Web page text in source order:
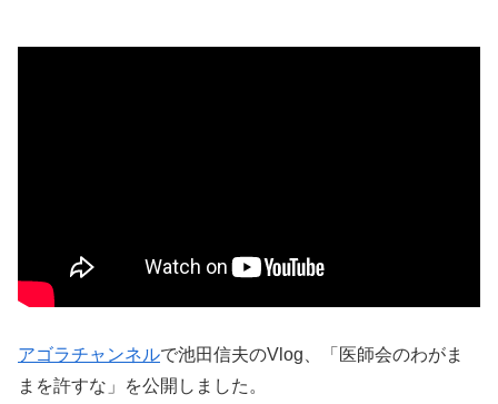
アゴラチャンネルで池田信夫のVlog、「医師会のわがま
まを許すな」を公開しました。